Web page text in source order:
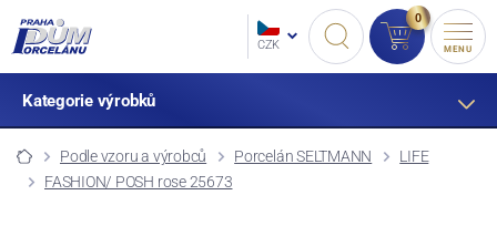
CZK
0
MENU
Kategorie výrobků
Podle vzoru a výrobců Porcelán SELTMANN
LIFE
FASHION/ POSH rose 25673